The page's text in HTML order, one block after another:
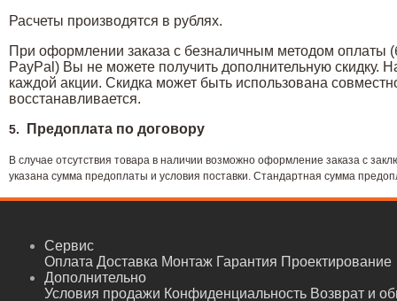
Расчеты производятся в рублях.
При оформлении заказа с безналичным методом оплаты
PayPal) Вы не можете получить дополнительную скидку.
каждой акции. Скидка может быть использована
восстанавливается.
5. Предоплата по договору
В случае отсутствия товара в наличии возможно оформление заказа с
указана сумма предоплаты и условия поставки. Стандартная сумма
Сервис
Оплата Доставка Монтаж Гарантия Проектирование
Дополнительно
Условия продажи Конфиденциальность Возврат и